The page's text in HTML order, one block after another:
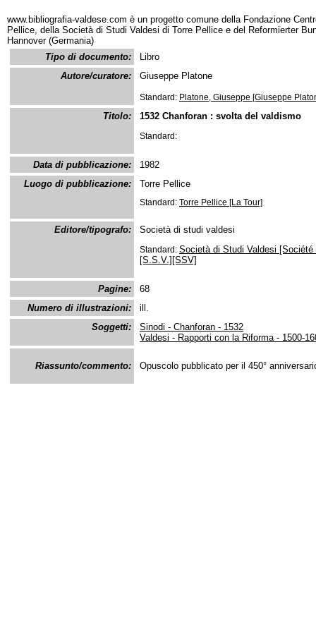
www.bibliografia-valdese.com è un progetto comune della Fondazione
Pellice, della Società di Studi Valdesi di Torre Pellice e del Reformierter
Hannover (Germania)
Tipo di documento:
Libro
Autore/curatore:
Giuseppe Platone
Standard: Platone, Giuseppe [Giuseppe
Titolo: 1532 Chanforan : svolta del valdismo
Standard:
Data di pubblicazione:
1982
Luogo di pubblicazione:
Torre Pellice
Standard: Torre Pellice [La Tour]
Editore/tipografo: Società di studi valdesi
Standard: Società di Studi Valdesi
[S.S.V.][SSV]
Pagine:
68
Numero di illustrazioni:
ill.
Soggetti:
Sinodi - Chanforan - 1532
Valdesi - Rapporti con la Riforma - 1500-
Riassunto/commento: Opuscolo pubblicato per il 450°